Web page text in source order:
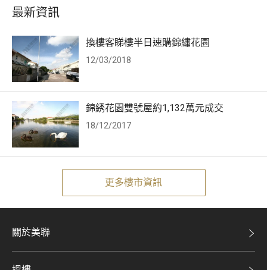
最新資訊
更多樓市資訊
換樓客睇樓半日速購錦繡花園
12/03/2018
錦綉花園雙號屋約1,132萬元成交
18/12/2017
關於美聯
美聯集團